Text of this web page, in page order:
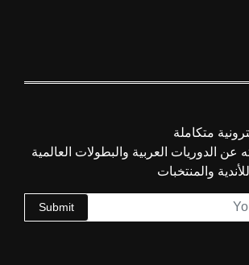
متكاملة
عن الدوريات العربية والبطولات العالمية
والمنتخبات
Submit